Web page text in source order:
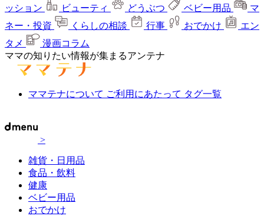
ッション
ビューティ どうぶつ ベビー用品
マ
ネー・投資
くらしの相談 行事 おでかけ
エン
タメ
漫画コラム
ママの知りたい情報が集まるアンテナ
ママテナについて ご利用にあたって タグ一覧
>
雑貨・日用品
食品・飲料
健康
ベビー用品
おでかけ